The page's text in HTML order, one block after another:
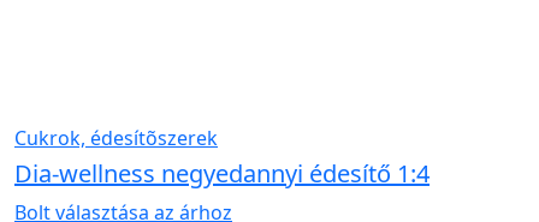
Cukrok, édesítõszerek
Dia-wellness negyedannyi édesítő 1:4
Bolt választása az árhoz